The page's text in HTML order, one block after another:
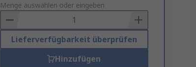
to
Basket
Menge auswählen oder eingeben
Lieferverfügbarkeit überprüfen
Hinzufügen